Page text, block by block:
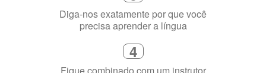
4
Fique combinado com um instrutor
de idioma nativo e certificado em
sua cidade (ou online)